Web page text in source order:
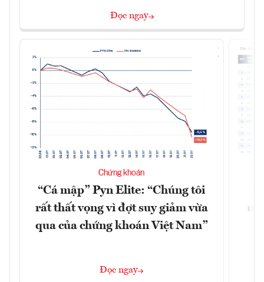
Đọc ngay
Chứng khoán
“Cá mập” Pyn Elite: “Chúng tôi
rất thất vọng vì đợt suy giảm vừa
qua của chứng khoán Việt Nam”
Đọc ngay